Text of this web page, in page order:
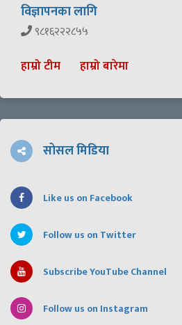
विज्ञापनका लागि
९८१६२२२८५५
हाम्रो टीम हाम्रो बारेमा
सोसल मिडिया
Like us on Facebook
Follow us on Twitter
Subscribe YouTube Channel
Follow us on Instagram